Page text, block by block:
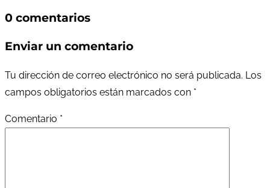
0 comentarios
Enviar un comentario
Tu dirección de correo electrónico no será publicada. Los
campos obligatorios están marcados con *
Comentario *